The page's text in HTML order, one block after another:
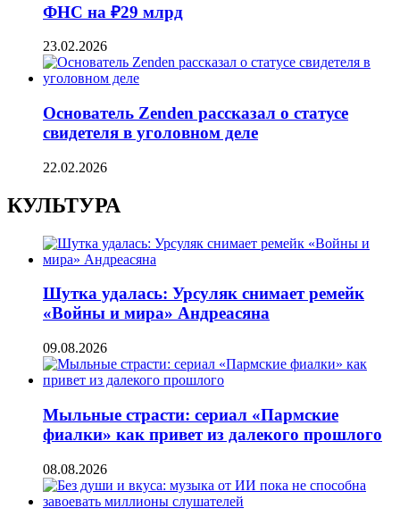
ФНС на ₽29 млрд
23.02.2026
Основатель Zenden рассказал о статусе
свидетеля в уголовном деле
22.02.2026
КУЛЬТУРА
Шутка удалась: Урсуляк снимает ремейк
«Войны и мира» Андреасяна
09.08.2026
Мыльные страсти: сериал «Пармские
фиалки» как привет из далекого прошлого
08.08.2026